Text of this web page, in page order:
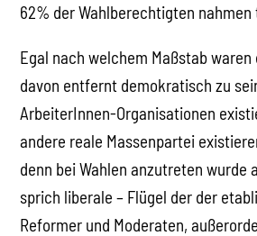
62% der Wahlberechtigten nahmen
Egal nach welchem Maßstab waren
davon entfernt demokratisch zu
ArbeiterInnen-Organisationen
andere reale Massenpartei
denn bei Wahlen anzutreten wurde
sprich liberale – Flügel der der
Reformer und Moderaten,